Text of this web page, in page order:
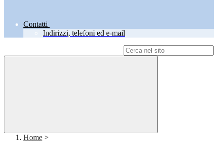
Contatti
Indirizzi, telefoni ed e-mail
Home >